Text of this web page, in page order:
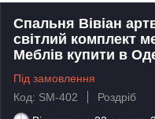
Спальня Вівіан
світлий комплект
Меблів купити в
Під замовлення
Код: SM-402
Роздріб